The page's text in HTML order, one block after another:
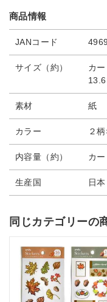
商品情報
JANコード
サイズ（約）
カ
素材 紙
カラー ２
内容量（約） カ
生産国 日本
同じカテゴリーの